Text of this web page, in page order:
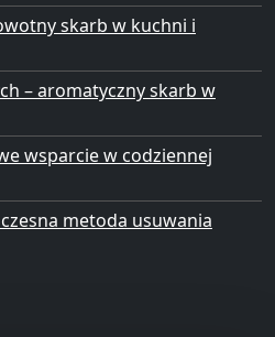
skarb w kuchni i
– aromatyczny skarb w
wsparcie w codziennej
metoda usuwania